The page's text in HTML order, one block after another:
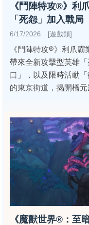
《鬥陣特攻®》利
「死怨」加入戰局
6/17/2026 [遊戲類]
《鬥陣特攻®》利爪
帶來全新攻擊型英雄
口」，以及限時活動
的東京街道，揭開橋
《魔獸世界®：至